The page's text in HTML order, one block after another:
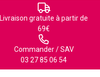
Livraison gratuite à partir de
69€
Commander / SAV
03 27 85 06 54